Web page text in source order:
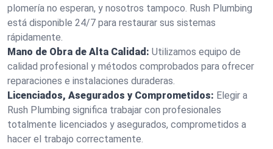
plomería no esperan, y nosotros tampoco. Rush Plumbing
está disponible 24/7 para restaurar sus sistemas
rápidamente.
Mano de Obra de Alta Calidad: Utilizamos equipo de
calidad profesional y métodos comprobados para ofrecer
reparaciones e instalaciones duraderas.
Licenciados, Asegurados y Comprometidos: Elegir a
Rush Plumbing significa trabajar con profesionales
totalmente licenciados y asegurados, comprometidos a
hacer el trabajo correctamente.